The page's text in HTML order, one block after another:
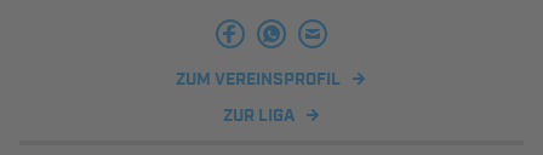
ZUM VEREINSPROFIL
ZUR LIGA